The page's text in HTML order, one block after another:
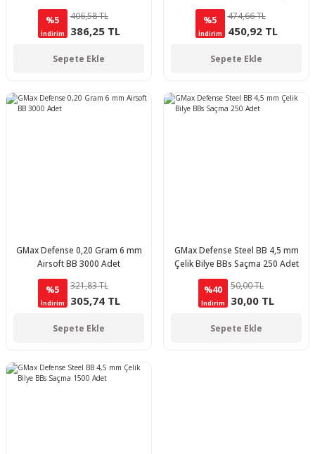
%5
İndirim
406,58 TL
386,25 TL
Sepete Ekle
%5
İndirim
474,66 TL
450,92 TL
Sepete Ekle
GMax Defense 0,20 Gram 6 mm
Airsoft BB 3000 Adet
%5
İndirim
321,83 TL
305,74 TL
Sepete Ekle
GMax Defense Steel BB 4,5 mm
Çelik Bilye BBs Saçma 250 Adet
%40
İndirim
50,00 TL
30,00 TL
Sepete Ekle